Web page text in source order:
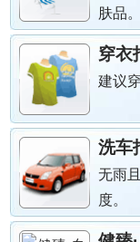
肤品。
穿衣
建议
洗车
无雨
度。